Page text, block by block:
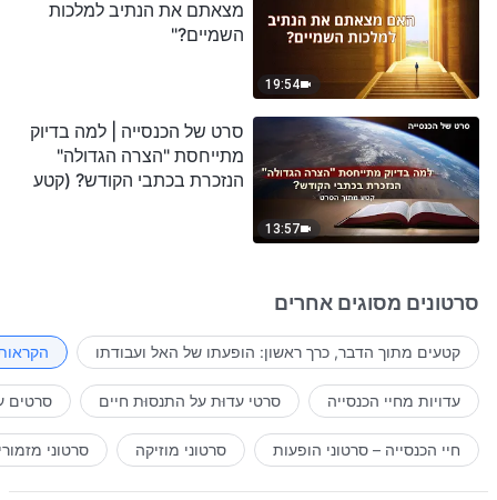
19:54
מצאתם את הנתיב למלכות
השמיים?"
13:57
סרט של הכנסייה | למה בדיוק
מתייחסת "הצרה הגדולה"
הנזכרת בכתבי הקודש? (קטע
סרטונים מסוגים אחרים
קטעים מתוך הדבר, כרך ראשון: הופעתו של האל ועבודתו
עדויות מחיי הכנסייה סרטי עדוּת על התנסוּת חיים סרטים
חיי הכנסייה – סרטוני הופעות סרטוני מוזיקה סרטוני